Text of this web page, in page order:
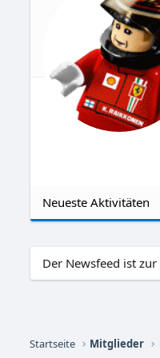
Neueste Aktivitäten
Der Newsfeed ist zur
Startseite Mitglieder